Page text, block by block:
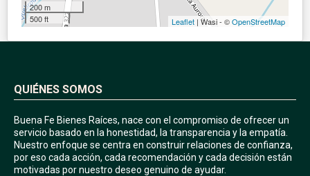
200 m
500 ft
Leaflet | Wasi - ©OpenStreetMap
QUIÉNES SOMOS
Buena Fe Bienes Raíces, nace con el compromiso de ofrecer un
servicio basado en la honestidad, la transparencia y la empatía.
Nuestro enfoque se centra en construir relaciones de confianza,
por eso cada acción, cada recomendación y cada decisión están
motivadas por nuestro deseo genuino de ayudar.